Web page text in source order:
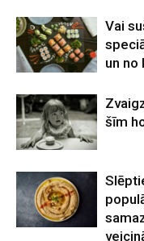
Vai
un no
šīm